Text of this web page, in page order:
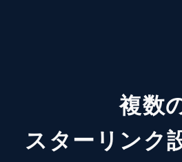
複数
スターリンク